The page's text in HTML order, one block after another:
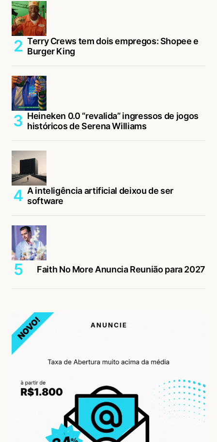
Terry Crews tem dois empregos: Shopee e
Burger King
Heineken 0.0 “revalida” ingressos de jogos
históricos de Serena Williams
A inteligência artificial deixou de ser
software
Faith No More Anuncia Reunião para 2027